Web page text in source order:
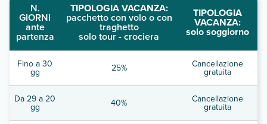
N.
GIORNI
ante
partenza
TIPOLOGIA VACANZA:
pacchetto con volo o con
traghetto
solo tour - crociera
TIPOLOGIA
VACANZA:
solo soggiorno
Fino a 30
gg 25% Cancellazione
gratuita
Da 29 a 20
gg 40% Cancellazione
gratuita